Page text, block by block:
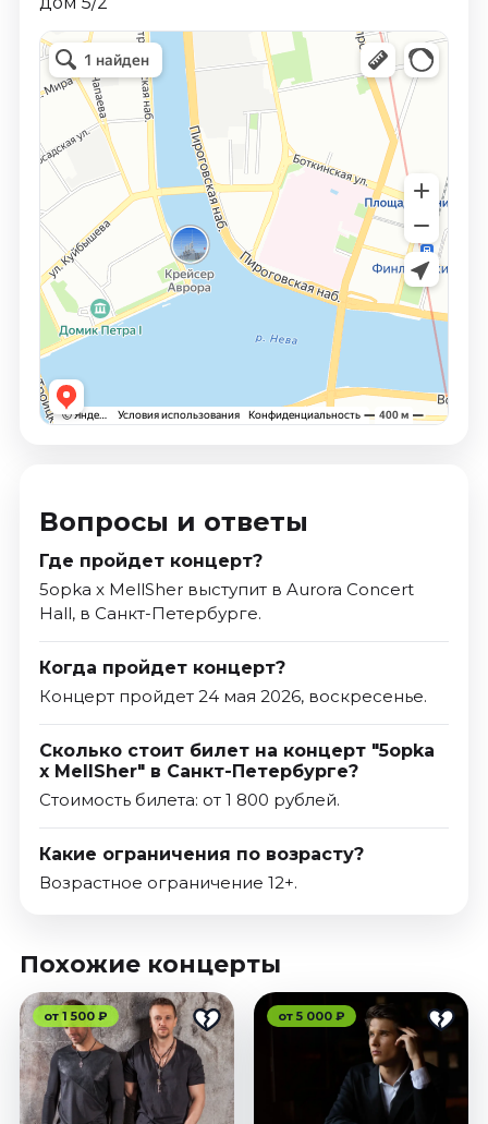
Вопросы и ответы
Где пройдет концерт?
5opka x MellSher выступит в Aurora Concert
Hall, в Санкт-Петербурге.
Когда пройдет концерт?
Концерт пройдет 24 мая 2026, воскресенье.
Сколько стоит билет на концерт "5opka
x MellSher" в Санкт-Петербурге?
Стоимость билета: от 1 800 рублей.
Какие ограничения по возрасту?
Возрастное ограничение 12+.
Похожие концерты
от 1 500 ₽ от 5 000 ₽